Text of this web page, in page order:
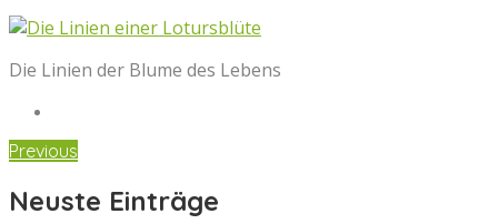
Die Linien der Blume des Lebens
Previous
Neuste Einträge